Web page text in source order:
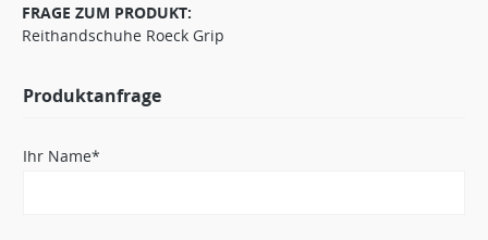
FRAGE ZUM PRODUKT:
Reithandschuhe Roeck Grip
Produktanfrage
Ihr Name*